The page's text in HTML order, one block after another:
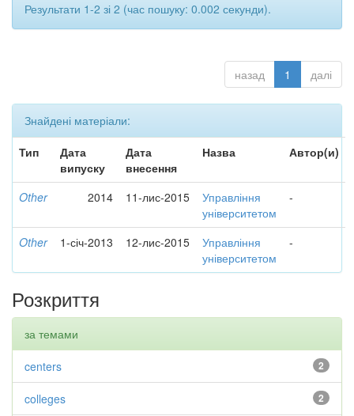
Результати 1-2 зі 2 (час пошуку: 0.002 секунди).
назад 1 далі
Знайдені матеріали:
Тип
Дата
випуску
Дата
внесення
Назва Автор(и)
Other 2014 11-лис-2015
Управління
університетом
-
Other 1-січ-2013 12-лис-2015
Управління
університетом
-
Розкриття
за темами
2
centers
2
colleges